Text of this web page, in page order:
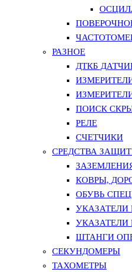
РАЗНОЕ
ДТКБ
ПОИСК
РЕЛЕ
СЧЕТЧИКИ
СРЕДСТВА
КОВРЫ,
ОБУВЬ
ШТАНГИ
СЕКУНДОМЕРЫ
ТАХОМЕТРЫ